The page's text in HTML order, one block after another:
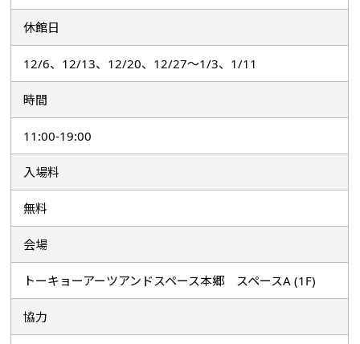
休館日
12/6、12/13、12/20、12/27～1/3、1/11
時間
11:00-19:00
入場料
無料
会場
トーキョーアーツアンドスペース本郷 スペースA (1F)
協力